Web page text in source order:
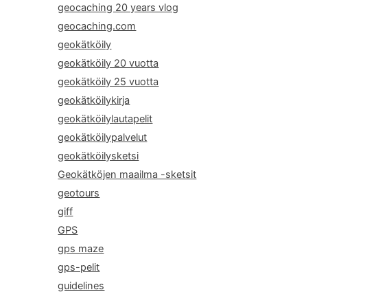
geocaching 20 years vlog
geocaching.com
geokätköily
geokätköily 20 vuotta
geokätköily 25 vuotta
geokätköilykirja
geokätköilylautapelit
geokätköilypalvelut
geokätköilysketsi
Geokätköjen maailma -sketsit
geotours
giff
GPS
gps maze
gps-pelit
guidelines